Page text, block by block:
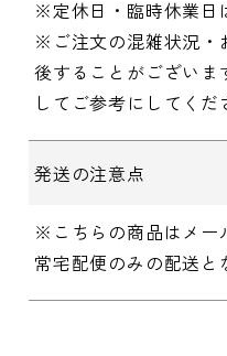
※定休日・臨時休業日
※ご注文の混雑状況・
後することがございま
してご参考にしてくだ
発送の注意点
※こちらの商品はメー
常宅配便のみの配送と